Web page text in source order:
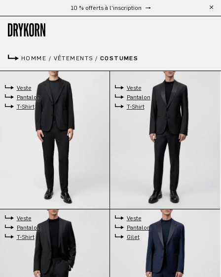
Passer au contenu principal
HOMME / VÊTEMENTS / COSTUMES
Veste
Pantalon
T-Shirt
Veste
Pantalon
T-Shirt
Veste
Pantalon
T-Shirt
Veste
Pantalon
Gilet